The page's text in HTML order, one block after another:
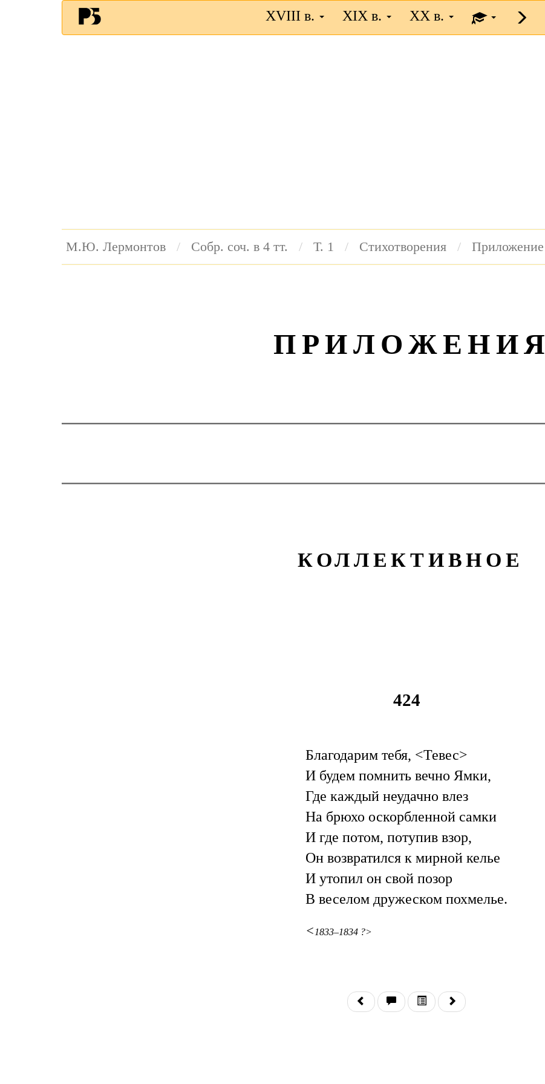
XVIII в. XIX в. XX в.
М.Ю. Лермонтов Собр. соч. в 4 тт. Т. 1 Стихотворения Приложение
ПРИЛОЖЕНИЯ
КОЛЛЕКТИВНОЕ
424
Благодарим тебя, <Тевес>
И будем помнить вечно Ямки,
Где каждый неудачно влез
На брюхо оскорбленной самки
И где потом, потупив взор,
Он возвратился к мирной келье
И утопил он свой позор
В веселом дружеском похмелье.
< 1833–1834 ?>